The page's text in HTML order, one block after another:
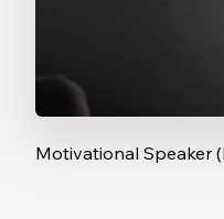
Motivational Speaker